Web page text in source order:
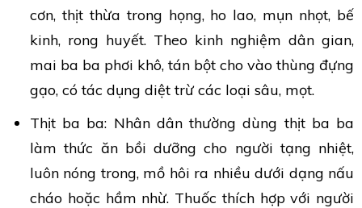
cơn, thịt thừa trong họng, ho lao, mụn nhọt, bế
kinh, rong huyết. Theo kinh nghiệm dân gian,
mai ba ba phơi khô, tán bột cho vào thùng đựng
gạo, có tác dụng diệt trừ các loại sâu, mọt.
Thịt ba ba: Nhân dân thường dùng thịt ba ba
làm thức ăn bồi dưỡng cho người tạng nhiệt,
luôn nóng trong, mồ hôi ra nhiều dưới dạng nấu
cháo hoặc hầm nhừ. Thuốc thích hợp với người